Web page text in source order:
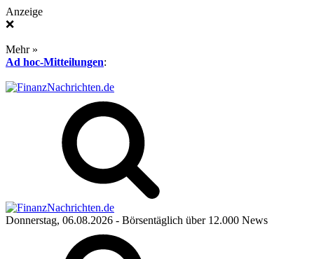
Anzeige
❌
Mehr »
Ad hoc-Mitteilungen:
Donnerstag, 06.08.2026 - Börsentäglich über 12.000 News